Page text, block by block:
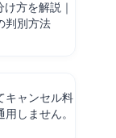
方を解説｜
判別方法
キャンセル料
しません。